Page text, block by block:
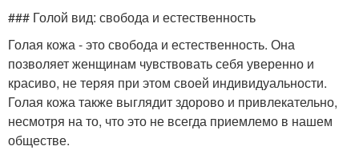
### Голой вид: свобода и естественность
Голая кожа - это свобода и естественность. Она
позволяет женщинам чувствовать себя уверенно и
красиво, не теряя при этом своей индивидуальности.
Голая кожа также выглядит здорово и привлекательно,
несмотря на то, что это не всегда приемлемо в нашем
обществе.